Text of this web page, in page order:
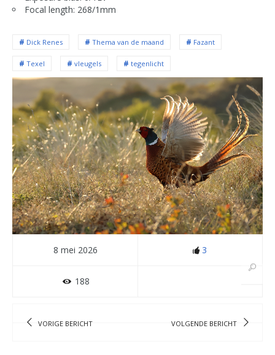
Focal length: 268/1mm
Dick Renes Thema van de maand Fazant
Texel vleugels tegenlicht
8 mei 2026 3
188
VORIGE BERICHT VOLGENDE BERICHT